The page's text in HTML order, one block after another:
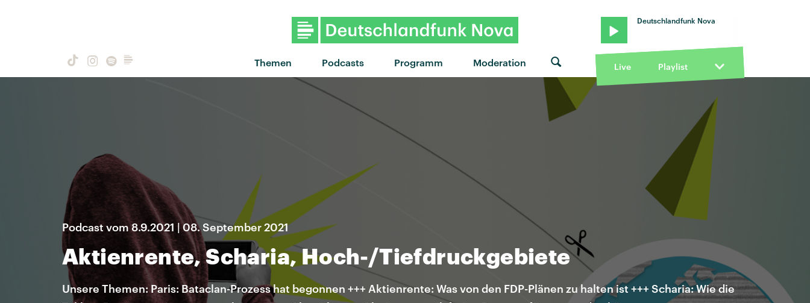
Themen Podcasts Programm Moderation
Deutschlandfunk Nova
Live Playlist
Podcast vom 8.9.2021 | 08. September 2021
Aktienrente, Scharia, Hoch-/Tiefdruckgebiete
Unsere Themen: Paris: Bataclan-Prozess hat begonnen +++ Aktienrente: Was von den FDP-Plänen zu halten ist +++ Scharia: Wie die